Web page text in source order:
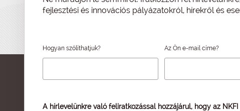
fejlesztési és innovációs pályázatokról, hírekről és
Hogyan szólíthatjuk? Az Ön e-mail címe?
A hírlevelünkre való feliratkozással hozzájárul, hogy az